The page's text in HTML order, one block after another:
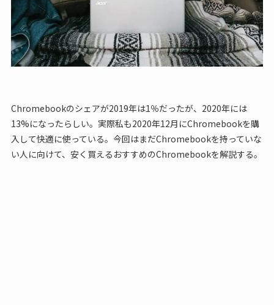
Chromebookのシェアが2019年は1％だったが、2020年には
13%になったらしい。実際私も2020年12月にChromebookを購
入して快適に使っている。今回はまだChromebookを持っていな
い人に向けて、安く買えるおすすめのChromebookを解説する。